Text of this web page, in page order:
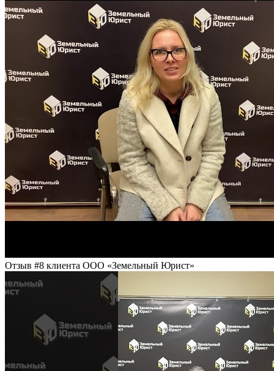
Отзыв #8 клиента ООО «Земельный Юрист»